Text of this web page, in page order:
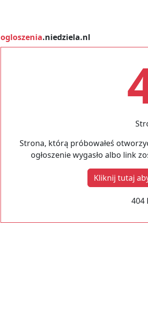
ogloszenia.niedziela.nl
Strona, którą próbowałeś
ogłoszenie wygasło albo link
Kliknij tutaj
404